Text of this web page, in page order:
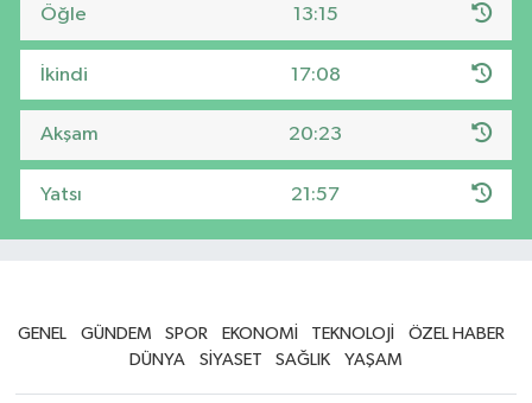
Öğle 13:15
İkindi 17:08
Akşam 20:23
Yatsı 21:57
GENEL GÜNDEM SPOR EKONOMİ TEKNOLOJİ
ÖZEL HABER
DÜNYA
SİYASET SAĞLIK YAŞAM